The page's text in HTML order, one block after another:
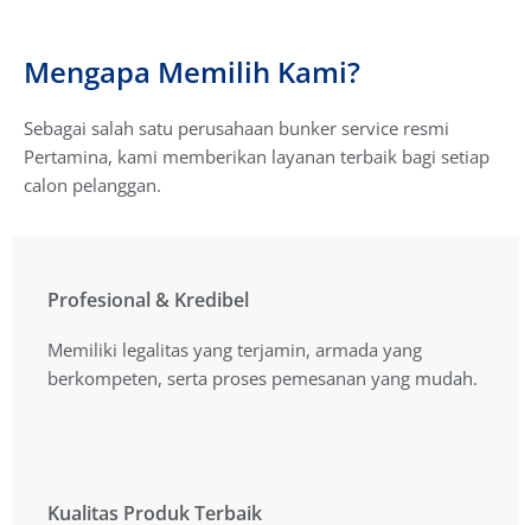
Mengapa Memilih Kami?
Sebagai salah satu perusahaan bunker service resmi
Pertamina, kami memberikan layanan terbaik bagi setiap
calon pelanggan.
Profesional & Kredibel
Memiliki legalitas yang terjamin, armada yang
berkompeten, serta proses pemesanan yang mudah.
Profesional & Kredibel
Memiliki legalitas yang terjamin, armada yang
berkompeten, serta proses pemesanan yang mudah.
Kualitas Produk Terbaik